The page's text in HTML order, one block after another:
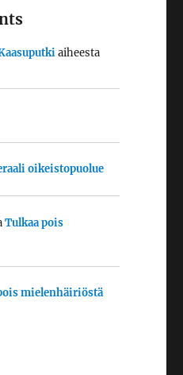
aiheesta
oikeistopuolue
Tulkaa pois
mielenhäiriöstä